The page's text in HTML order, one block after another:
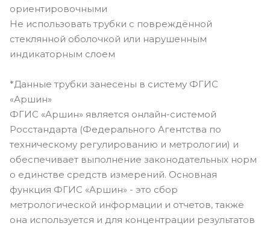
ориентировочными
Не использовать трубки с повреждённой
стеклянной оболочкой или нарушенным
индикаторным слоем
*Данные трубки занесены в систему ФГИС
«Аршин»
ФГИС «Аршин» является онлайн-системой
Росстандарта (Федерального Агентства по
техническому регулированию и метрологии) и
обеспечивает выполнение законодательных норм
о единстве средств измерений. Основная
функция ФГИС «Аршин» - это сбор
метрологической информации и отчетов, также
она используется и для концентрации результатов